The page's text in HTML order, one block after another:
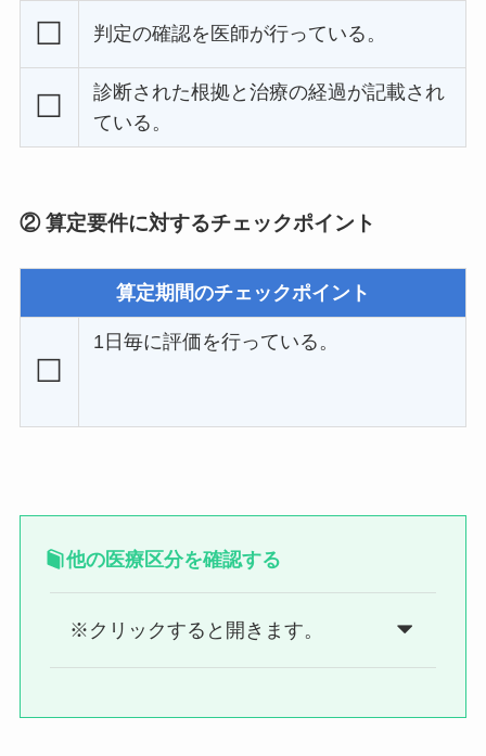
☐ 判定の確認を医師が行っている。
☐
診断された根拠と治療の経過が記載され
ている。
② 算定要件に対するチェックポイント
算定期間のチェックポイント
☐
1日毎に評価を行っている。
他の医療区分を確認する
※クリックすると開きます。